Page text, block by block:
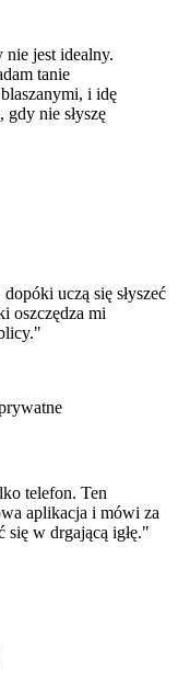
nie jest idealny.
tanie
i idę
gdy nie słyszę
uczą się słyszeć
oszczędza mi
"
telefon. Ten
aplikacja i mówi za
w drgającą igłę."